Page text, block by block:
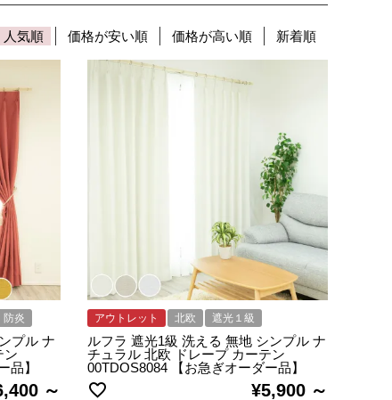
ラグジュアリー
人気順 価格が安い順 価格が高い順 新着順
防炎
プル ナ
ン
品】
アウトレット 北欧 遮光１級
ルフラ 遮光1級 洗える 無地 シンプル ナ
チュラル 北欧 ドレープ カーテン
00TDOS8084 【お急ぎオーダー品】
¥5,900